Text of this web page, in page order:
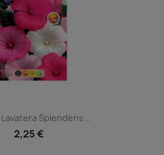
Lavatera Splendens...
2,25 €